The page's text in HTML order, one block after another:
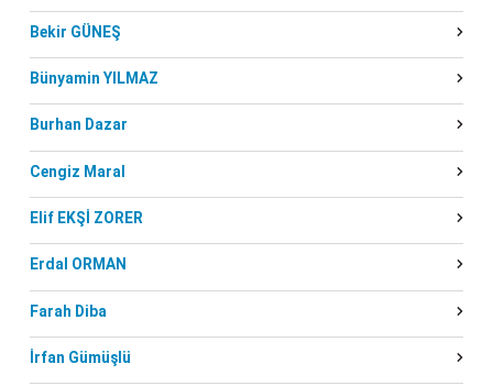
Bekir GÜNEŞ
Bünyamin YILMAZ
Burhan Dazar
Cengiz Maral
Elif EKŞİ ZORER
Erdal ORMAN
Farah Diba
İrfan Gümüşlü